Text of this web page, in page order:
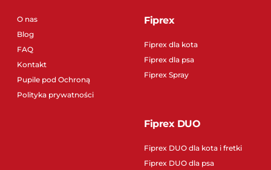
O nas
Blog
FAQ
Kontakt
Pupile pod Ochroną
Polityka prywatności
Fiprex
Fiprex dla kota
Fiprex dla psa
Fiprex Spray
Fiprex DUO
Fiprex DUO dla kota i fretki
Fiprex DUO dla psa